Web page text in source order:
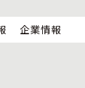
企業情報